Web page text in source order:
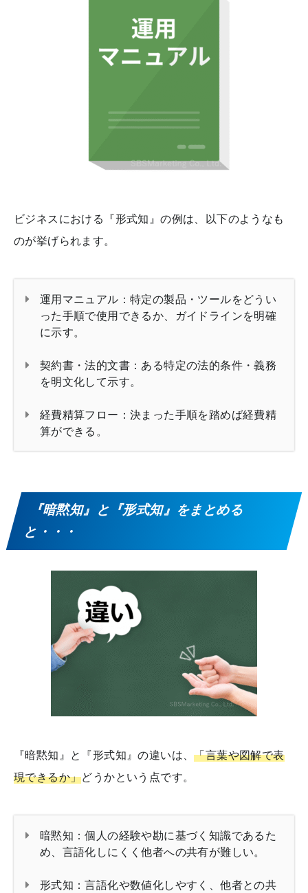
ビジネスにおける『形式知』の例は、以下のようなも
のが挙げられます。
運用マニュアル：特定の製品・ツールをどうい
った手順で使用できるか、ガイドラインを明確
に示す。
契約書・法的文書：ある特定の法的条件・義務
を明文化して示す。
経費精算フロー：決まった手順を踏めば経費精
算ができる。
『暗黙知』と『形式知』をまとめる
と・・・
『暗黙知』と『形式知』の違いは、「言葉や図解で表
現できるか」どうかという点です。
暗黙知：個人の経験や勘に基づく知識であるた
め、言語化しにくく他者への共有が難しい。
形式知：言語化や数値化しやすく、他者との共